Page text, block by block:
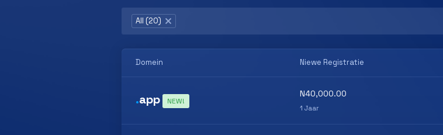
All (20) ×
Domein Niewe Registratie
.app NEW!
N40,000.00
1 Jaar